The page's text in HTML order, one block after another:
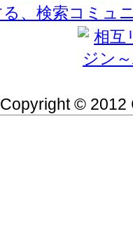
Copyright © 2012